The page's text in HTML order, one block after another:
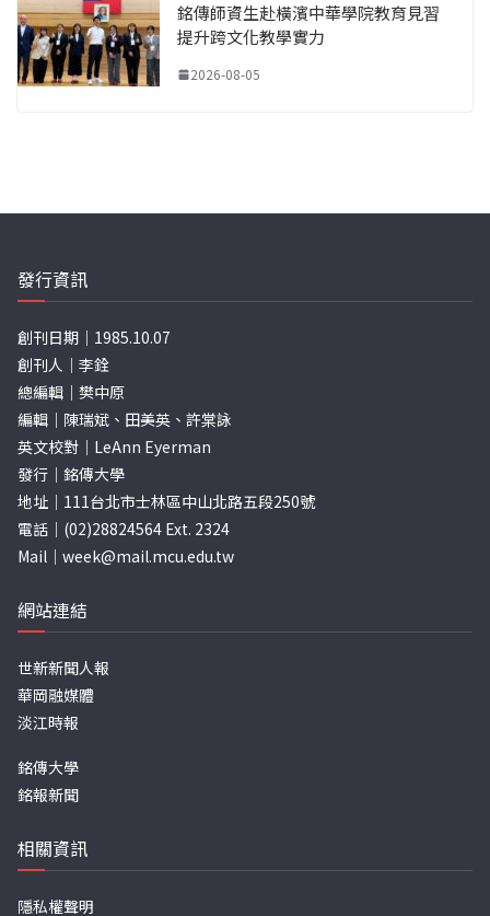
銘傳師資生赴橫濱中華學院教育見習
提升跨文化教學實力
2026-08-05
發行資訊
創刊日期｜1985.10.07
創刊人｜李銓
總編輯｜樊中原
編輯｜陳瑞斌、田美英、許棠詠
英文校對｜LeAnn Eyerman
發行｜銘傳大學
地址｜111台北市士林區中山北路五段250號
電話｜(02)28824564 Ext. 2324
Mail｜ week@mail.mcu.edu.tw
網站連結
世新新聞人報
華岡融媒體
淡江時報
銘傳大學
銘報新聞
相關資訊
隱私權聲明